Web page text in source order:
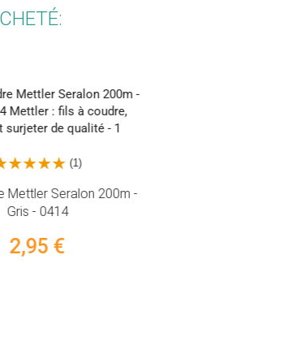
Fil à coudre Mettler Seralon 200m -